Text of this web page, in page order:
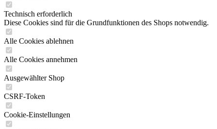
Technisch erforderlich
Diese Cookies sind für die Grundfunktionen des Shops notwendig.
Alle Cookies ablehnen
Alle Cookies annehmen
Ausgewählter Shop
CSRF-Token
Cookie-Einstellungen